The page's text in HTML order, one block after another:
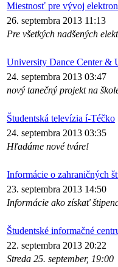
Miestnosť pre vývoj
26. septembra 2013 11:13
Pre všetkých nadšených
University Dance Center &
24. septembra 2013 03:47
nový tanečný projekt na
Študentská televízia í-Téčko
24. septembra 2013 03:35
Hľadáme nové tváre!
Informácie o zahraničných
23. septembra 2013 14:50
Informácie ako získať
Študentské informačné
22. septembra 2013 20:22
Streda 25. september, 19:00